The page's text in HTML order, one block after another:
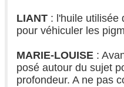
LIANT : l'huile utilisée
pour véhiculer les
MARIE-LOUISE :
posé autour du sujet
profondeur. A ne pas